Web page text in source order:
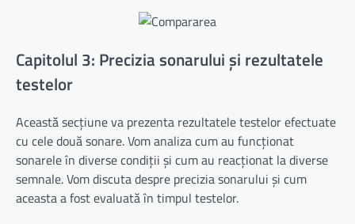
Capitolul 3: Precizia sonarului și rezultatele
testelor
Această secțiune va prezenta rezultatele testelor efectuate
cu cele două sonare. Vom analiza cum au funcționat
sonarele în diverse condiții și cum au reacționat la diverse
semnale. Vom discuta despre precizia sonarului și cum
aceasta a fost evaluată în timpul testelor.